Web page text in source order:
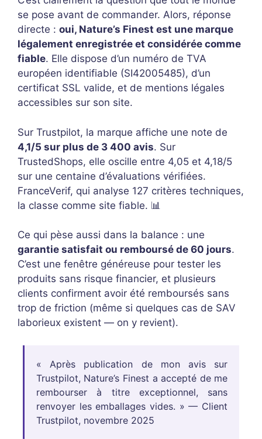
se pose avant de commander. Alors, réponse
directe : oui, Nature’s Finest est une marque
légalement enregistrée et considérée comme
fiable. Elle dispose d’un numéro de TVA
européen identifiable (SI42005485), d’un
certificat SSL valide, et de mentions légales
accessibles sur son site.
Sur Trustpilot, la marque affiche une note de
4,1/5 sur plus de 3 400 avis. Sur
TrustedShops, elle oscille entre 4,05 et 4,18/5
sur une centaine d’évaluations vérifiées.
FranceVerif, qui analyse 127 critères techniques,
la classe comme site fiable. 📊
Ce qui pèse aussi dans la balance : une
garantie satisfait ou remboursé de 60 jours.
C’est une fenêtre généreuse pour tester les
produits sans risque financier, et plusieurs
clients confirment avoir été remboursés sans
trop de friction (même si quelques cas de SAV
laborieux existent — on y revient).
« Après publication de mon avis sur
Trustpilot, Nature’s Finest a accepté de me
rembourser à titre exceptionnel, sans
renvoyer les emballages vides. » — Client
Trustpilot, novembre 2025